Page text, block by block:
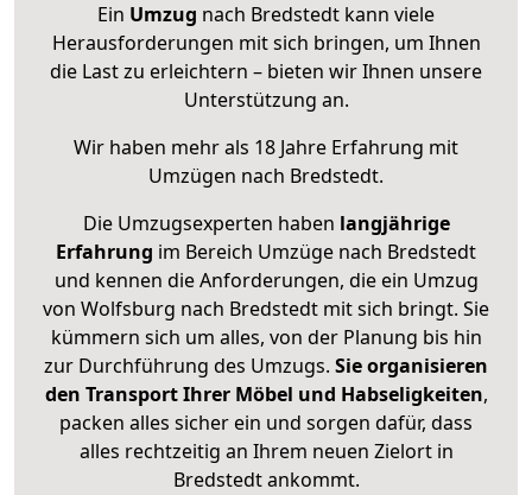
Ein Umzug nach Bredstedt kann viele
Herausforderungen mit sich bringen, um Ihnen
die Last zu erleichtern – bieten wir Ihnen unsere
Unterstützung an.
Wir haben mehr als 18 Jahre Erfahrung mit
Umzügen nach Bredstedt.
Die Umzugsexperten haben langjährige
Erfahrung im Bereich Umzüge nach Bredstedt
und kennen die Anforderungen, die ein Umzug
von Wolfsburg nach Bredstedt mit sich bringt. Sie
kümmern sich um alles, von der Planung bis hin
zur Durchführung des Umzugs. Sie organisieren
den Transport Ihrer Möbel und Habseligkeiten,
packen alles sicher ein und sorgen dafür, dass
alles rechtzeitig an Ihrem neuen Zielort in
Bredstedt ankommt.